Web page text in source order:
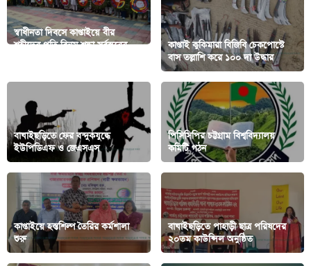
স্বাধীনতা দিবসে কাপ্তাইয়ে বীর
শহীদের প্রতি বিনম্র শ্রদ্ধা সর্বস্বরের
কাপ্তাই কুকিমারা বিজিবি চেকপোস্টে
বাস তল্লাশি করে ১০০ দা উদ্ধার
বাঘাইছড়িতে ফের বন্দুকযুদ্ধে
ইউপিডিএফ ও জেএসএস
পিসিসিপির চট্টগ্রাম বিশ্ববিদ্যালয়
কমিটি গঠন
কাপ্তাইয়ে হস্তশিল্প তৈরির কর্মশালা
শুরু
বাঘাইছড়িতে পাহাড়ী ছাত্র পরিষদের
২০তম কাউন্সিল অনুষ্ঠিত